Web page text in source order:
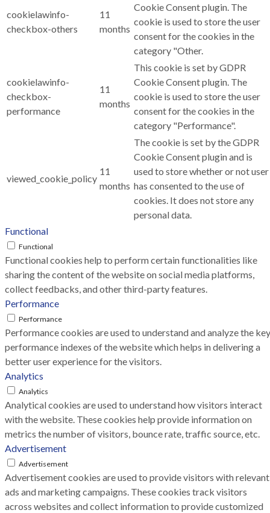
cookielawinfo-
checkbox-others
11
months
Cookie Consent plugin. The
cookie is used to store the user
consent for the cookies in the
category "Other.
cookielawinfo-
checkbox-
performance
11
months
This cookie is set by GDPR
Cookie Consent plugin. The
cookie is used to store the user
consent for the cookies in the
category "Performance".
viewed_cookie_policy
11
months
The cookie is set by the GDPR
Cookie Consent plugin and is
used to store whether or not user
has consented to the use of
cookies. It does not store any
personal data.
Functional
Functional
Functional cookies help to perform certain functionalities like
sharing the content of the website on social media platforms,
collect feedbacks, and other third-party features.
Performance
Performance
Performance cookies are used to understand and analyze the key
performance indexes of the website which helps in delivering a
better user experience for the visitors.
Analytics
Analytics
Analytical cookies are used to understand how visitors interact
with the website. These cookies help provide information on
metrics the number of visitors, bounce rate, traffic source, etc.
Advertisement
Advertisement
Advertisement cookies are used to provide visitors with relevant
ads and marketing campaigns. These cookies track visitors
across websites and collect information to provide customized